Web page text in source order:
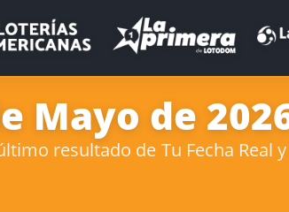
Mayo de
resultado de Tu Fecha Real